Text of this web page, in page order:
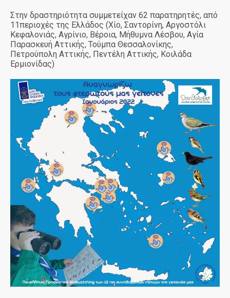
Στην δραστηριότητα συμμετείχαν 62 παρατηρητές, από
11περιοχές της Ελλάδος (Χίο, Σαντορίνη, Αργοστόλι
Κεφαλονιάς, Αγρίνιο, Βέροια, Μήθυμνα Λέσβου, Αγία
Παρασκευή Αττικής, Τούμπα Θεσσαλονίκης,
Πετρούπολη Αττικής, Πεντέλη Αττικής, Κοιλάδα
Ερμιονίδας)